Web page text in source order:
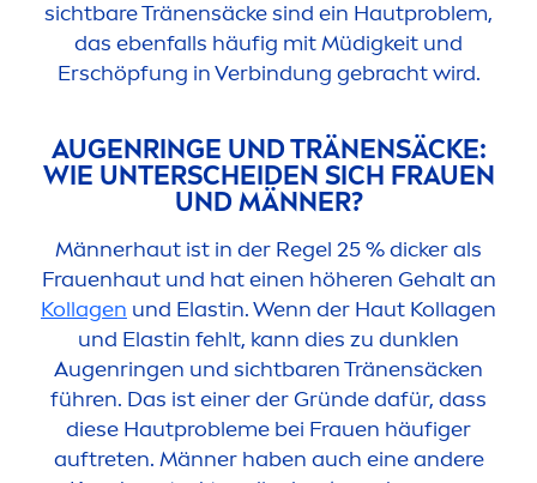
sichtbare Tränensäcke sind ein Hautproblem,
das ebenfalls häufig mit Müdigkeit und
Erschöpfung in Verbindung gebracht wird.
AUGENRINGE UND TRÄNENSÄCKE:
WIE UNTERSCHEIDEN SICH FRAUEN
UND MÄNNER?
Männerhaut ist in der Regel 25 % dicker als
Frauenhaut und hat einen höheren Gehalt an
Kollagen und Elastin. Wenn der Haut Kollagen
und Elastin fehlt, kann dies zu dunklen
Augenringen und sichtbaren Tränensäcken
führen. Das ist einer der Gründe dafür, dass
diese Hautprobleme bei Frauen häufiger
auftreten. Männer haben auch eine andere